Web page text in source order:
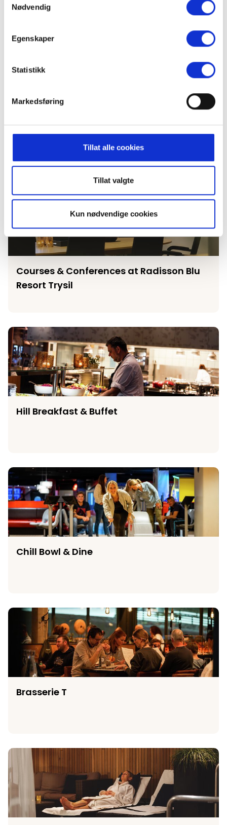
Nødvendig
Egenskaper
Statistikk
Markedsføring
Tillat alle cookies
Tillat valgte
Kun nødvendige cookies
Courses & Conferences at Radisson Blu
Resort Trysil
Courses & Conferences at Radisson Blu Resort Trysil
Hill Breakfast & Buffet
Hill Breakfast & Buffet
Chill Bowl & Dine
Chill Bowl & Dine
Brasserie T
Brasserie T
Alpine SPA & Relax - Radisson Blu